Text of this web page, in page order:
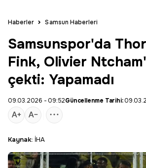
Haberler Samsun Haberleri
Samsunspor'da
Fink, Olivier
çekti: Yapamadı
09.03.2026 - 09:52Güncellenme Tarihi:
Kaynak: İHA